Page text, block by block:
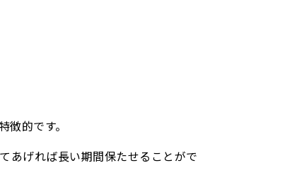
的です。
あげれば長い期間保たせることがで